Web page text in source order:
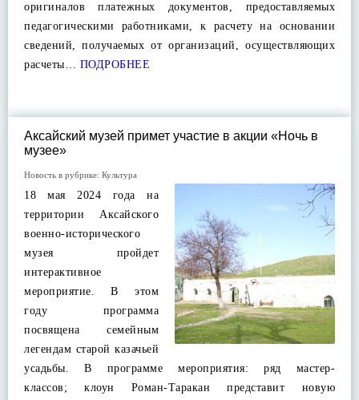
оригиналов платежных документов, предоставляемых
педагогическими работниками, к расчету на основании
сведений, получаемых от организаций, осуществляющих
расчеты… ПОДРОБНЕЕ
Аксайский музей примет участие в акции «Ночь в
музее»
Новость в рубрике: Культура
18 мая 2024 года на
территории Аксайского
военно-исторического
музея пройдет
интерактивное
мероприятие. В этом
году программа
посвящена семейным
легендам старой казачьей
усадьбы. В программе мероприятия: ряд мастер-
классов; клоун Роман-Таракан представит новую